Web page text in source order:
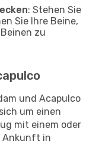
: Stehen Sie
Sie Ihre Beine,
zu
und Acapulco
um einen
mit einem oder
Ankunft in